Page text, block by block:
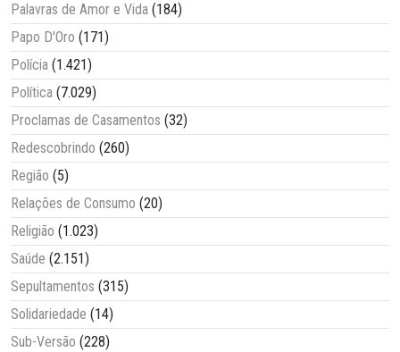
Palavras de Amor e Vida (184)
Papo D'Oro (171)
Polícia (1.421)
Política (7.029)
Proclamas de Casamentos (32)
Redescobrindo (260)
Região (5)
Relações de Consumo (20)
Religião (1.023)
Saúde (2.151)
Sepultamentos (315)
Solidariedade (14)
Sub-Versão (228)